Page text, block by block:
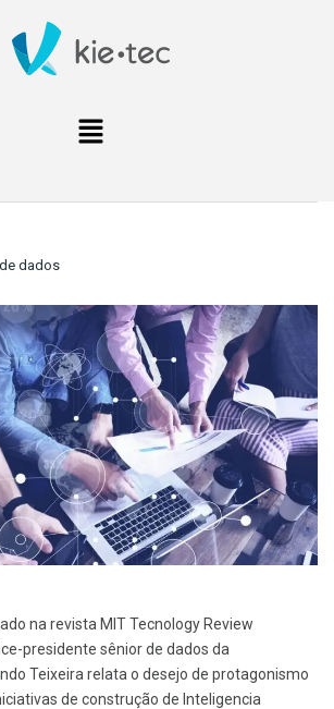
dados
na revista MIT Tecnology Review
presidente sênior de dados da
Teixeira relata o desejo de protagonismo
de construção de Inteligencia